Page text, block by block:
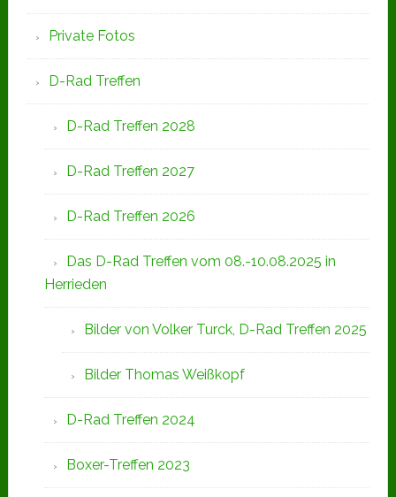
Private Fotos
D-Rad Treffen
D-Rad Treffen 2028
D-Rad Treffen 2027
D-Rad Treffen 2026
Das D-Rad Treffen vom 08.-10.08.2025 in
Herrieden
Bilder von Volker Turck, D-Rad Treffen 2025
Bilder Thomas Weißkopf
D-Rad Treffen 2024
Boxer-Treffen 2023